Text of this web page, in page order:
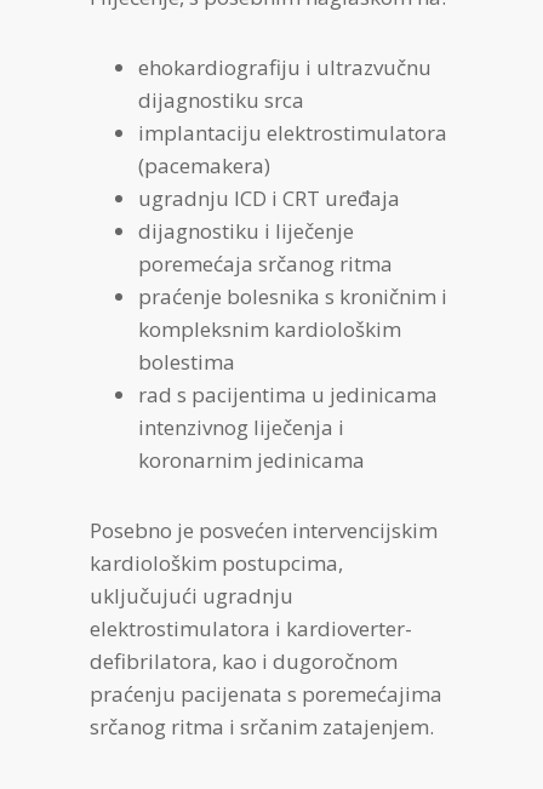
ehokardiografiju i ultrazvučnu
dijagnostiku srca
implantaciju elektrostimulatora
(pacemakera)
ugradnju ICD i CRT uređaja
dijagnostiku i liječenje
poremećaja srčanog ritma
praćenje bolesnika s kroničnim i
kompleksnim kardiološkim
bolestima
rad s pacijentima u jedinicama
intenzivnog liječenja i
koronarnim jedinicama
Posebno je posvećen intervencijskim
kardiološkim postupcima,
uključujući ugradnju
elektrostimulatora i kardioverter-
defibrilatora, kao i dugoročnom
praćenju pacijenata s poremećajima
srčanog ritma i srčanim zatajenjem.